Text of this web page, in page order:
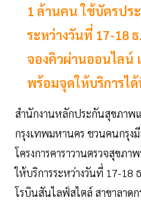
1 ล้านคน ใช้บัตรปร
ระหว่างวันที่ 17-18
จองคิวผ่านออนไลน์
พร้อมจุดให้บริการไ
สำนักงานหลักประกันสุขภาพ
กรุงเทพมหานคร ชวนคนกรุ
โครงการคาราวานตรวจสุขภ
ให้บริการระหว่างวันที่ 17-18
โรบินสันไลฟ์สไตล์ สาขาลาดก